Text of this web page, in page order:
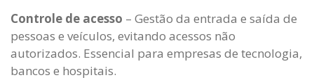
Controle de acesso – Gestão da entrada e saída de
pessoas e veículos, evitando acessos não
autorizados. Essencial para empresas de tecnologia,
bancos e hospitais.